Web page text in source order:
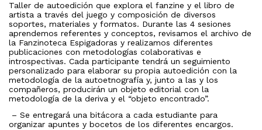
Taller de autoedición que explora el fanzine y el libro de
artista a través del juego y composición de diversos
soportes, materiales y formatos. Durante las 4 sesiones
aprendemos referentes y conceptos, revisamos el archivo de
la Fanzinoteca Espigadoras y realizamos diferentes
publicaciones con metodologías colaborativas e
introspectivas. Cada participante tendrá un seguimiento
personalizado para elaborar su propia autoedición con la
metodología de la autoetnografía y, junto a las y los
compañeros, producirán un objeto editorial con la
metodología de la deriva y el “objeto encontrado”.
– Se entregará una bitácora a cada estudiante para
organizar apuntes y bocetos de los diferentes encargos.